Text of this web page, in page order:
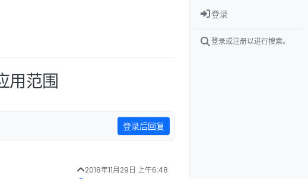
用范围
登录后回复
2018年11月29日 上午6:48
登录
登录或注册以进行搜索。